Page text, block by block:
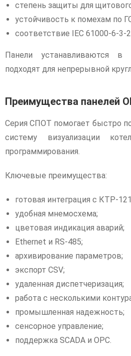
степень защиты для
устойчивость к помехам по
соответствие IEC 61000-6-3-
Панели устанавливаются
подходят для непрерывной
Преимущества панелей
Серия СПОТ помогает быстро
систему визуализации
программирования.
Ключевые преимущества:
готовая интеграция с КТР-
удобная мнемосхема;
цветовая индикация аварий;
Ethernet и RS-485;
архивирование параметров;
экспорт CSV;
удаленная диспетчеризация;
работа с несколькими
промышленная надежность;
сенсорное управление;
поддержка SCADA и OPC.